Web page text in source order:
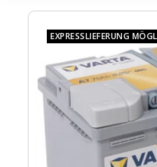
EXPRESSLIEFERUNG